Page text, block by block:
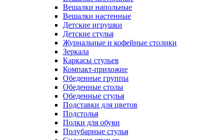
Вешалки напольные
Вешалки настенные
Детские игрушки
Детские стулья
Журнальные и кофейные столики
Зеркала
Каркасы стульев
Компакт-прихожие
Обеденные группы
Обеденные столы
Обеденные стулья
Подставки для цветов
Подстолья
Полки для обуви
Полубарные стулья